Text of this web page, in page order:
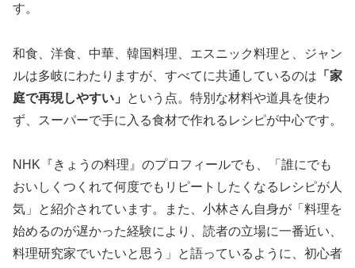
す。
和食、洋食、中華、韓国料理、エスニック料理と、ジャン
ルは多岐にわたりますが、すべてに共通しているのは 「家
庭で再現しやすい」
という点。特別な材料や道具を使わ
ず、スーパーで手に入る食材で作れるレシピが中心です。
NHK『きょうの料理』のプロフィールでも、「誰にでも
おいしくつくれて何度でもリピートしたくなるレシピが人
気」と紹介されています。また、小林さん自身が「料理を
始めるのが遅かった経験により、読者の立場に一番近い、
料理研究家でいたいと思う」と語っているように、初心者